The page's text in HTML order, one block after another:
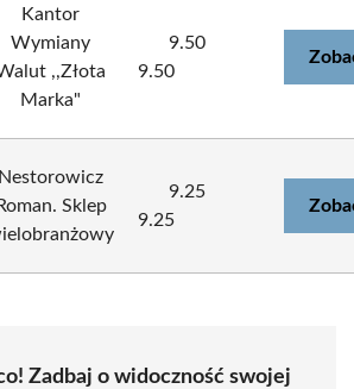
Kantor
Wymiany
,,Złota
Marka"
9.50
9.50
Nestorowicz
Roman. Sklep
9.25
9.25
Zadbaj o widoczność swojej